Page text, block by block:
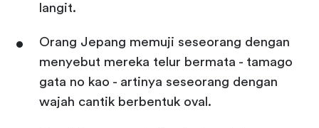
langit.
Orang Jepang memuji seseorang dengan
menyebut mereka telur bermata - tamago
gata no kao - artinya seseorang dengan
wajah cantik berbentuk oval.